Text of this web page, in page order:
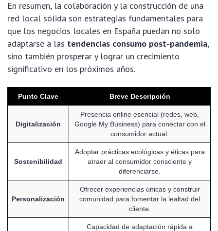
En resumen, la colaboración y la construcción de una
red local sólida son estrategias fundamentales para
que los negocios locales en España puedan no solo
adaptarse a las tendencias consumo post-pandemia,
sino también prosperar y lograr un crecimiento
significativo en los próximos años.
Punto Clave Breve Descripción
Digitalización
Presencia online esencial (redes, web,
Google My Business) para conectar con el
consumidor actual.
Sostenibilidad
Adoptar prácticas ecológicas y éticas para
atraer al consumidor consciente y
diferenciarse.
Personalización
Ofrecer experiencias únicas y construir
comunidad para fomentar la lealtad del
cliente.
Capacidad de adaptación rápida a